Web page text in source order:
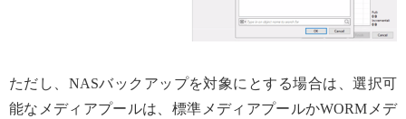
ただし、NASバックアップを対象にとする場合は、選択可
能なメディアプールは、標準メディアプールかWORMメデ